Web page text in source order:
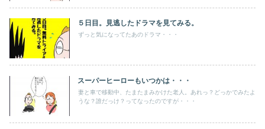
５日目。見逃したドラマを見てみる。
ずっと気になってたあのドラマ・・・
スーパーヒーローもいつかは・・・
妻と車で移動中、たまたまみかけた老人。あれっ？どっかでみたよ
うな？誰だっけ？ってなったのですが・・・